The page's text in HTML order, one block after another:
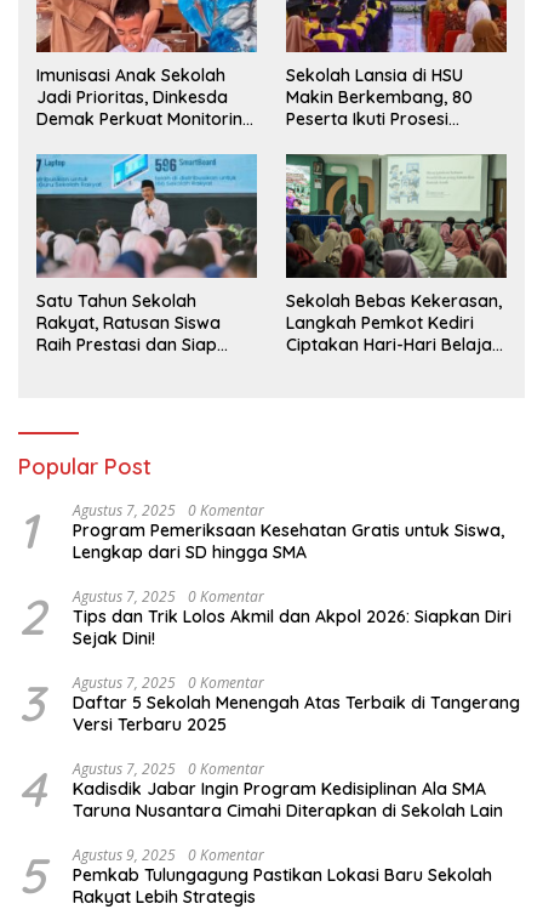
Imunisasi Anak Sekolah
Jadi Prioritas, Dinkesda
Demak Perkuat Monitoring
Sekolah Lansia di HSU
Makin Berkembang, 80
Peserta Ikuti Prosesi
Satu Tahun Sekolah
Rakyat, Ratusan Siswa
Raih Prestasi dan Siap
Sekolah Bebas Kekerasan,
Langkah Pemkot Kediri
Ciptakan Hari-Hari Belajar
Popular Post
1 Agustus 7, 2025 0 Komentar
Program Pemeriksaan Kesehatan Gratis untuk Siswa,
Lengkap dari SD hingga SMA
2 Agustus 7, 2025 0 Komentar
Tips dan Trik Lolos Akmil dan Akpol 2026: Siapkan Diri
Sejak Dini!
3 Agustus 7, 2025 0 Komentar
Daftar 5 Sekolah Menengah Atas Terbaik di Tangerang
Versi Terbaru 2025
4 Agustus 7, 2025 0 Komentar
Kadisdik Jabar Ingin Program Kedisiplinan Ala SMA
Taruna Nusantara Cimahi Diterapkan di Sekolah Lain
5 Agustus 9, 2025 0 Komentar
Pemkab Tulungagung Pastikan Lokasi Baru Sekolah
Rakyat Lebih Strategis